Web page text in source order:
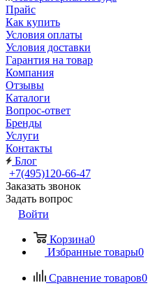
Прайс
Как купить
Условия оплаты
Условия доставки
Гарантия на товар
Компания
Отзывы
Каталоги
Вопрос-ответ
Бренды
Услуги
Контакты
Блог
+7(495)120-66-47
Заказать звонок
Задать вопрос
Войти
Корзина0
Избранные товары0
Сравнение товаров0